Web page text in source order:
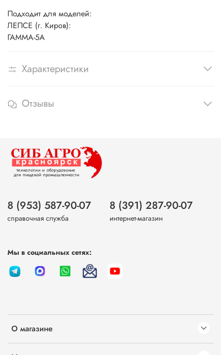
Подходит для моделей:
ЛЕПСЕ (г. Киров):
ГАММА-5А
Характеристики
Отзывы
О магазине
8 (953) 587-90-07
справочная служба
8 (391) 287-90-07
интернет-магазин
Мы в социальных сетях: